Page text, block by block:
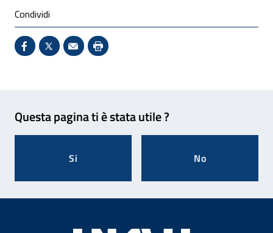
Condividi
Condividi su Facebook - Sito esterno - Apertura in
X - Sito esterno - Apertura in nuova finestra
Invio Mail: apre il programma di posta
Stampa pagina: scelta meno
Questa pagina ti è stata utile ?
Si No